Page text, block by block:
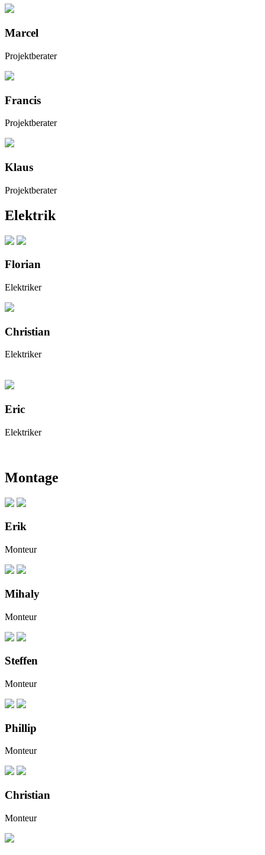
Marcel
Projektberater
Francis
Projektberater
Klaus
Projektberater
Elektrik
Florian
Elektriker
Christian
Elektriker
Eric
Elektriker
Montage
Erik
Monteur
Mihaly
Monteur
Steffen
Monteur
Phillip
Monteur
Christian
Monteur